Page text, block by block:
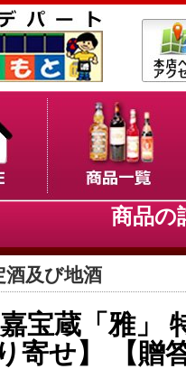
商品
酒及び地酒
宝蔵「雅」
り寄せ】 【